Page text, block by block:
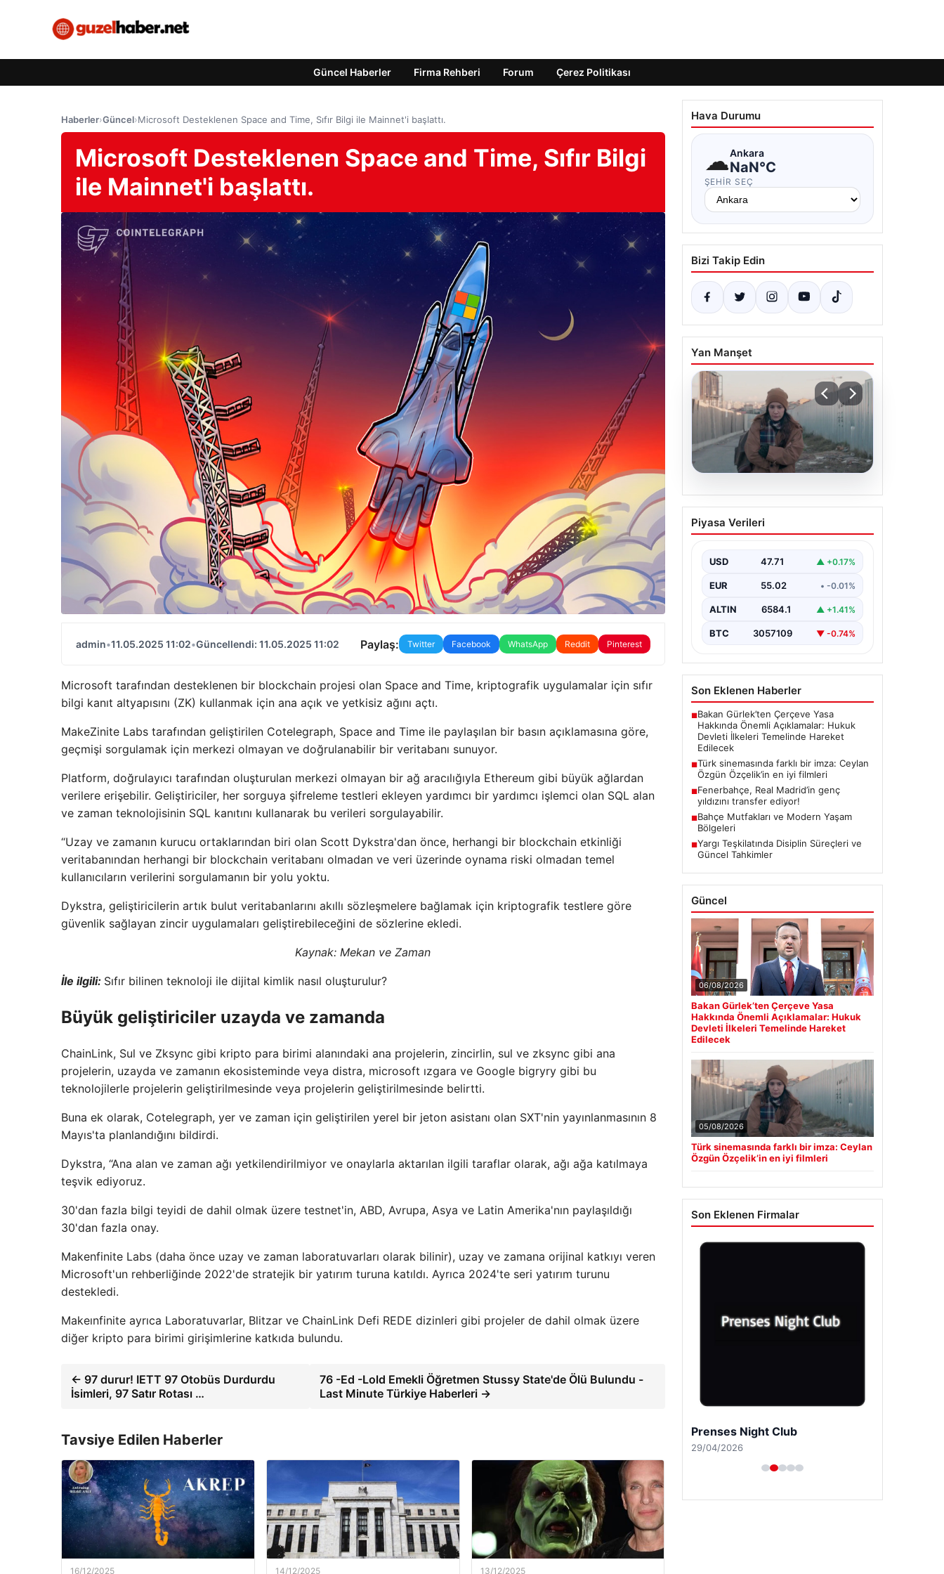
Güncel Haberler Firma Rehberi Forum Çerez Politikası
Haberler›Güncel›Microsoft Desteklenen Space and Time, Sıfır Bilgi ile Mainnet'i başlattı.
Microsoft Desteklenen Space and Time, Sıfır Bilgi
ile Mainnet'i başlattı.
admin•11.05.2025 11:02•Güncellendi: 11.05.2025 11:02 Paylaş: Twitter Facebook WhatsApp Reddit Pinterest
Microsoft tarafından desteklenen bir blockchain projesi olan Space and Time, kriptografik uygulamalar için sıfır
bilgi kanıt altyapısını (ZK) kullanmak için ana açık ve yetkisiz ağını açtı.
MakeZinite Labs tarafından geliştirilen Cotelegraph, Space and Time ile paylaşılan bir basın açıklamasına göre,
geçmişi sorgulamak için merkezi olmayan ve doğrulanabilir bir veritabanı sunuyor.
Platform, doğrulayıcı tarafından oluşturulan merkezi olmayan bir ağ aracılığıyla Ethereum gibi büyük ağlardan
verilere erişebilir. Geliştiriciler, her sorguya şifreleme testleri ekleyen yardımcı bir yardımcı işlemci olan SQL alan
ve zaman teknolojisinin SQL kanıtını kullanarak bu verileri sorgulayabilir.
“Uzay ve zamanın kurucu ortaklarından biri olan Scott Dykstra'dan önce, herhangi bir blockchain etkinliği
veritabanından herhangi bir blockchain veritabanı olmadan ve veri üzerinde oynama riski olmadan temel
kullanıcıların verilerini sorgulamanın bir yolu yoktu.
Dykstra, geliştiricilerin artık bulut veritabanlarını akıllı sözleşmelere bağlamak için kriptografik testlere göre
güvenlik sağlayan zincir uygulamaları geliştirebileceğini de sözlerine ekledi.
Kaynak:Mekan ve Zaman
İle ilgili: Sıfır bilinen teknoloji ile dijital kimlik nasıl oluşturulur?
Büyük geliştiriciler uzayda ve zamanda
ChainLink, Sul ve Zksync gibi kripto para birimi alanındaki ana projelerin, zincirlin, sul ve zksync gibi ana
projelerin, uzayda ve zamanın ekosisteminde veya distra, microsoft ızgara ve Google bigryry gibi bu
teknolojilerle projelerin geliştirilmesinde veya projelerin geliştirilmesinde belirtti.
Buna ek olarak, Cotelegraph, yer ve zaman için geliştirilen yerel bir jeton asistanı olan SXT'nin yayınlanmasının 8
Mayıs'ta planlandığını bildirdi.
Dykstra, “Ana alan ve zaman ağı yetkilendirilmiyor ve onaylarla aktarılan ilgili taraflar olarak, ağı ağa katılmaya
teşvik ediyoruz.
30'dan fazla bilgi teyidi de dahil olmak üzere testnet'in, ABD, Avrupa, Asya ve Latin Amerika'nın paylaşıldığı
30'dan fazla onay.
Makenfinite Labs (daha önce uzay ve zaman laboratuvarları olarak bilinir), uzay ve zamana orijinal katkıyı veren
Microsoft'un rehberliğinde 2022'de stratejik bir yatırım turuna katıldı. Ayrıca 2024'te seri yatırım turunu
destekledi.
Makeınfinite ayrıca Laboratuvarlar, Blitzar ve ChainLink Defi REDE dizinleri gibi projeler de dahil olmak üzere
diğer kripto para birimi girişimlerine katkıda bulundu.
← 97 durur! IETT 97 Otobüs Durdurdu
İsimleri, 97 Satır Rotası …
76 -Ed -Lold Emekli Öğretmen Stussy State'de Ölü Bulundu -
Last Minute Türkiye Haberleri →
Tavsiye Edilen Haberler
16/12/2025 14/12/2025 13/12/2025
Hava Durumu
☁Ankara
NaN°C
ŞEHIR SEÇ
Bizi Takip Edin
Yan Manşet
05.08.2026
Türk sinemasında farklı
bir imza: Ceylan Özgün
Piyasa Verileri
USD 47.71 ▲ +0.17%
EUR 55.02 • -0.01%
ALTIN 6584.1 ▲ +1.41%
BTC 3057109 ▼ -0.74%
Son Eklenen Haberler
■Bakan Gürlek’ten Çerçeve Yasa
Hakkında Önemli Açıklamalar: Hukuk
Devleti İlkeleri Temelinde Hareket
Edilecek
■Türk sinemasında farklı bir imza: Ceylan
Özgün Özçelik’in en iyi filmleri
■Fenerbahçe, Real Madrid’in genç
yıldızını transfer ediyor!
■Bahçe Mutfakları ve Modern Yaşam
Bölgeleri
■Yargı Teşkilatında Disiplin Süreçleri ve
Güncel Tahkimler
Güncel
06/08/2026
Bakan Gürlek’ten Çerçeve Yasa
Hakkında Önemli Açıklamalar: Hukuk
Devleti İlkeleri Temelinde Hareket
Edilecek
05/08/2026
Türk sinemasında farklı bir imza: Ceylan
Özgün Özçelik’in en iyi filmleri
Son Eklenen Firmalar
Prenses Night Club
29/04/2026